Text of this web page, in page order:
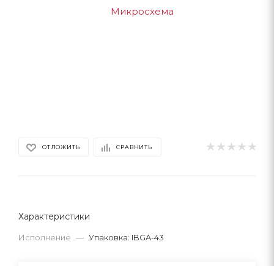
ОТЛОЖИТЬ СРАВНИТЬ
Характеристики
Исполнение — Упаковка: IBGA-43